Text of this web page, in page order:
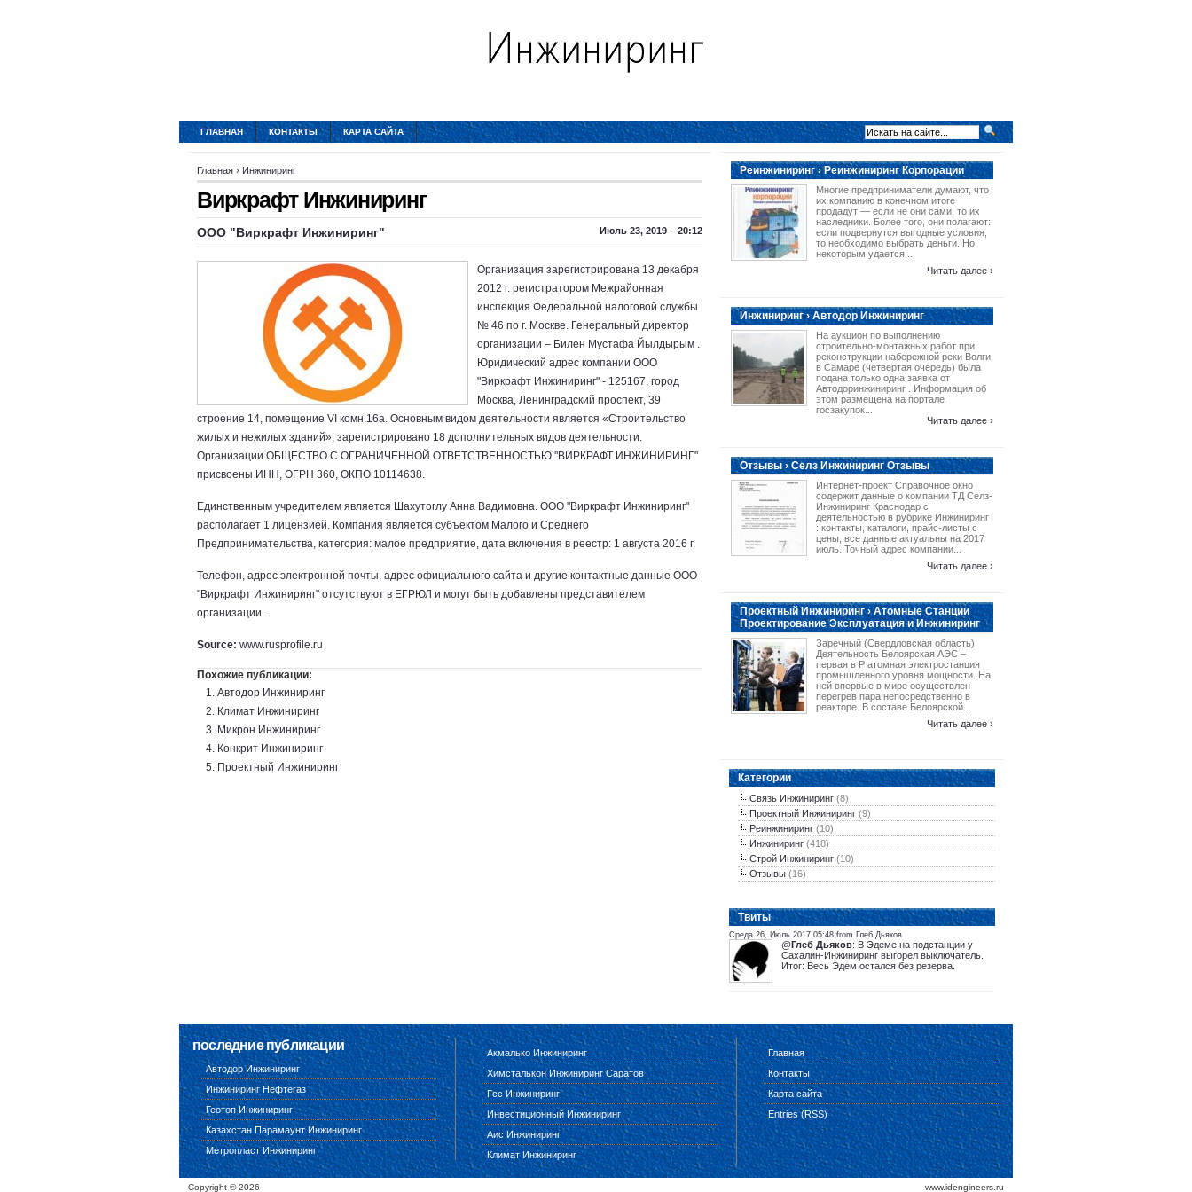
ГЛАВНАЯ КОНТАКТЫ КАРТА САЙТА
Главная › Инжиниринг
Виркрафт Инжиниринг
ООО "Виркрафт Инжиниринг" Июль 23, 2019 – 20:12
Организация зарегистрирована 13 декабря
2012 г. регистратором Межрайонная
инспекция Федеральной налоговой службы
№ 46 по г. Москве. Генеральный директор
организации – Билен Мустафа Йылдырым .
Юридический адрес компании ООО
"Виркрафт Инжиниринг" - 125167, город
Москва, Ленинградский проспект, 39
строение 14, помещение VI комн.16а. Основным видом деятельности является «Строительство
жилых и нежилых зданий», зарегистрировано 18 дополнительных видов деятельности.
Организации ОБЩЕСТВО С ОГРАНИЧЕННОЙ ОТВЕТСТВЕННОСТЬЮ "ВИРКРАФТ ИНЖИНИРИНГ"
присвоены ИНН, ОГРН 360, ОКПО 10114638.
Единственным учредителем является Шахутоглу Анна Вадимовна. ООО "Виркрафт Инжиниринг"
располагает 1 лицензией. Компания является субъектом Малого и Среднего
Предпринимательства, категория: малое предприятие, дата включения в реестр: 1 августа 2016 г.
Телефон, адрес электронной почты, адрес официального сайта и другие контактные данные ООО
"Виркрафт Инжиниринг" отсутствуют в ЕГРЮЛ и могут быть добавлены представителем
организации.
Source: www.rusprofile.ru
Похожие публикации:
Автодор Инжиниринг
Климат Инжиниринг
Микрон Инжиниринг
Конкрит Инжиниринг
Проектный Инжиниринг
Реинжиниринг › Реинжиниринг Корпорации
Многие предприниматели думают, что
их компанию в конечном итоге
продадут — если не они сами, то их
наследники. Более того, они полагают:
если подвернутся выгодные условия,
то необходимо выбрать деньги. Но
некоторым удается...
Читать далее ›
Инжиниринг › Автодор Инжиниринг
На аукцион по выполнению
строительно-монтажных работ при
реконструкции набережной реки Волги
в Самаре (четвертая очередь) была
подана только одна заявка от
Автодоринжиниринг . Информация об
этом размещена на портале
госзакупок...
Читать далее ›
Отзывы › Селз Инжиниринг Отзывы
Интернет-проект Справочное окно
содержит данные о компании ТД Селз-
Инжиниринг Краснодар с
деятельностью в рубрике Инжиниринг
: контакты, каталоги, прайс-листы с
цены, все данные актуальны на 2017
июль. Точный адрес компании...
Читать далее ›
Проектный Инжиниринг › Атомные Станции
Проектирование Эксплуатация и Инжиниринг
Заречный (Свердловская область)
Деятельность Белоярская АЭС –
первая в Р атомная электростанция
промышленного уровня мощности. На
ней впервые в мире осуществлен
перегрев пара непосредственно в
реакторе. В составе Белоярской...
Читать далее ›
Категории
Связь Инжиниринг (8)
Проектный Инжиниринг (9)
Реинжиниринг (10)
Инжиниринг (418)
Строй Инжиниринг (10)
Отзывы (16)
Tвиты
Среда 26, Июль 2017 05:48 from Глеб Дьяков
@Глеб Дьяков: В Эдеме на подстанции у
Сахалин-Инжиниринг выгорел выключатель.
Итог: Весь Эдем остался без резерва.
последние публикации
Автодор Инжиниринг
Инжиниринг Нефтегаз
Геотоп Инжиниринг
Казахстан Парамаунт Инжиниринг
Метропласт Инжиниринг
Акмалько Инжиниринг
Химсталькон Инжиниринг Саратов
Гсс Инжиниринг
Инвестиционный Инжиниринг
Аис Инжиниринг
Климат Инжиниринг
Главная
Контакты
Карта сайта
Entries (RSS)
Copyright ©2026 www.idengineers.ru